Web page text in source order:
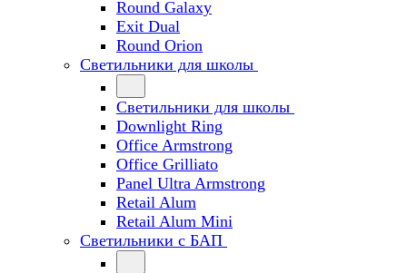
Round Galaxy
Exit Dual
Round Orion
Светильники для школы
Светильники для школы
Downlight Ring
Office Armstrong
Office Grilliato
Panel Ultra Armstrong
Retail Alum
Retail Alum Mini
Светильники с БАП